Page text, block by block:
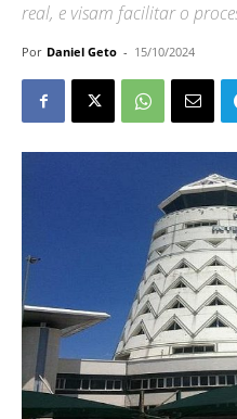
real, e visam facilitar o
Por Daniel Geto - 15/10/2024